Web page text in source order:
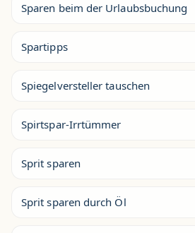
Sparen beim der Urlaubsbuchung
Spartipps
Spiegelversteller tauschen
Spirtspar-Irrtümmer
Sprit sparen
Sprit sparen durch Öl